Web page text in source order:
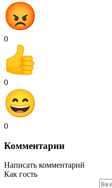
0
0
0
Комментарии
Написать комментарий
Как гость